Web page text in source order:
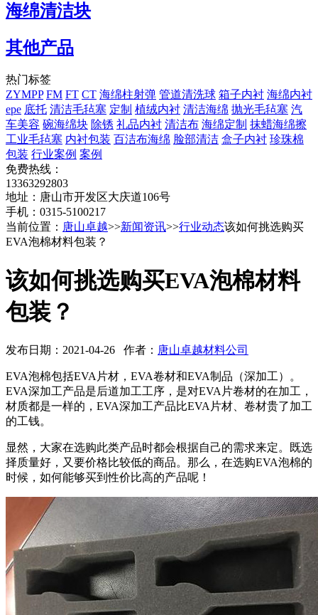
海绵清洁块
其他产品
热门标签
ZYMPP FM FT CT 海绵柱射弹 管道清洗球 箱子内衬 海绵内衬
epe 底托 清洁毛毡塞 定制 植绒内衬 清洁海绵 抛光毛毡塞 汽
车美容 碗海绵块 除锈 礼品内衬 清洁布 海绵定制 抹蜡海绵擦
工业毛毡塞 内衬包装 百洁布海绵 脸部清洁 盒子内衬 珍珠棉
包装 行业案例 案例
免费热线：
13363292803
地址：唐山市开发区大庆道106号
手机：0315-5100217
当前位置： 唐山卓越>>新闻资讯>>行业动态该如何挑选购买
EVA泡棉材料包装？
该如何挑选购买EVA泡棉材料
包装？
发布日期：2021-04-26 作者： 唐山卓越材料公司
EVA泡棉包括EVA片材，EVA卷材和EVA制品（深加工）。
EVA深加工产品是后道加工工序，是对EVA片卷材的在加工，
材质都是一样的，EVA深加工产品比EVA片材、卷材贵了加工
的工钱。
显然，大家在选购此类产品时都会根据自己的需求来定。既选
择质量好，又要价格比较低的商品。那么，在选购EVA泡棉的
时候，如何能够买到性价比高的产品呢！